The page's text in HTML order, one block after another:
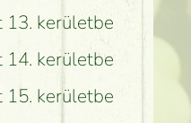
kerületbe
kerületbe
kerületbe